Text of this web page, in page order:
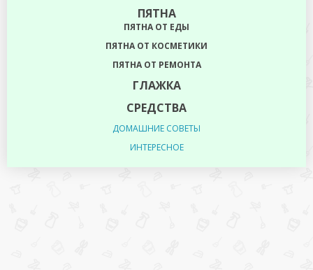
ПЯТНА
ПЯТНА ОТ ЕДЫ
ПЯТНА ОТ КОСМЕТИКИ
ПЯТНА ОТ РЕМОНТА
ГЛАЖКА
СРЕДСТВА
ДОМАШНИЕ СОВЕТЫ
ИНТЕРЕСНОЕ